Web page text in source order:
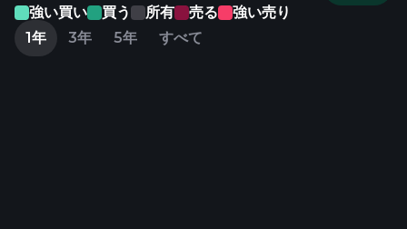
強い買い
買う 所有 売る
強い売り
1年
3年 5年 すべて